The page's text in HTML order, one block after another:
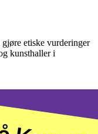
etiske vurderinger
kunsthaller i